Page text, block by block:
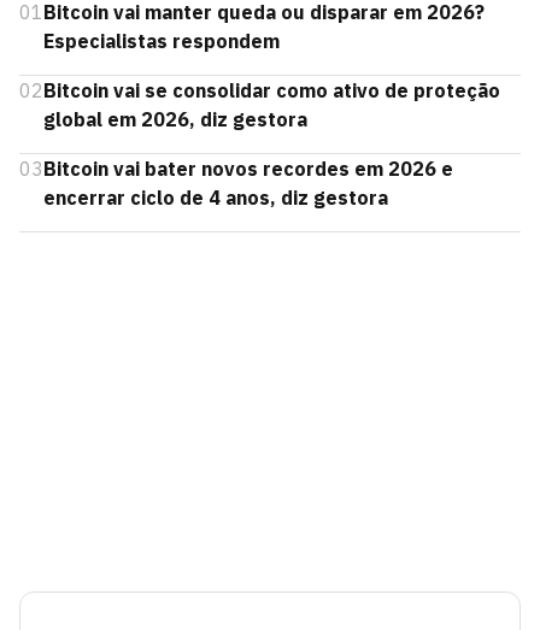
01Bitcoin vai manter queda ou disparar em 2026?
Especialistas respondem
02Bitcoin vai se consolidar como ativo de proteção
global em 2026, diz gestora
03Bitcoin vai bater novos recordes em 2026 e
encerrar ciclo de 4 anos, diz gestora